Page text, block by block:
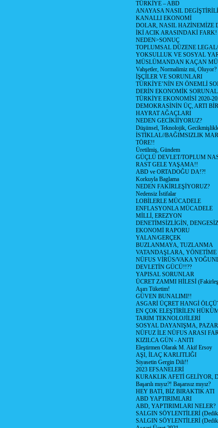
TÜRKİYE – ABD
ANAYASA NASIL
KANALLI EKONOMİ
DOLAR, NASIL HAZİNEMİZE
İKİ ACIK ARASINDAKİ FARK!
NEDEN>SONUÇ
TOPLUMSAL DÜZENE
YOKSULLUK VE SOSYAL
MÜSLÜMANDAN KAÇAN
Vahşetler, Normalimiz mi, Oluyor?
İŞÇİLER VE SORUNLARI
TÜRKİYE’NİN EN ÖNEMLİ
DERİN EKONOMİK
TÜRKİYE EKONOMİSİ 2020-
DEMOKRASİNİN ÜÇ, ARTI
HAYRAT AĞAÇLARI
NEDEN GECİKİİYORUZ?
Düşünsel, Teknolojik,
İSTİKLAL//BAĞIMSIZLIK
TÖRE!!
Üretilmiş, Gündem
GÜÇLÜ DEVLET/TOPLUM
RAST GELE YAŞAMA!!
ABD ve ORTADOĞU DA!?!
Korkuyla Baglama
NEDEN FAKİRLEŞİYORUZ?
Nedensiz İstifalar
LOBİLERLE MÜCADELE
ENFLASYONLA MÜCADELE
MİLLİ, EREZYON
DENETİMSİZLİGİN,
EKONOMİ RAPORU
YALAN/GERÇEK
BUZLANMAYA, TUZLANMA
VATANDAŞLARA,
NÜFUS VİRÜS/VAKA
DEVLETİN GÜCÜ!!??
YAPISAL SORUNLAR
ÜCRET ZAMMI HİLESİ
Aşırı Tüketim!
GÜVEN BUNALIMI!!
ASGARİ ÜÇRET HANGİ
EN ÇOK ELEŞTİRİLEN
TARIM TEKNOLOJİLERİ
SOSYAL DAYANIŞMA,
NÜFUZ İLE NÜFUS ARASI
KIZILCA GÜN - ANITI
Eleştirmen Olarak M. Akif Ersoy
AŞI, İLAÇ KARLITLIĞI
Siyasetin Gergin Dili!!
2023 EFSANELERİ
KURAKLIK AFETİ GELİYOR,
Başarılı mıyız?! Başarısız mıyız?
HEY BATI, BİZ BIRAKTIK ATI
ABD YAPTIRIMLARI
ABD, YAPTIRIMLARI NELER?
SALGIN SÖYLENTİLERİ
SALGIN SÖYLENTİLERİ